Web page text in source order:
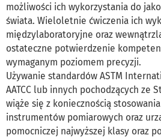
możliwości ich wykorzystania do
świata. Wieloletnie ćwiczenia ich
międzylaboratoryjne oraz
ostateczne potwierdzenie
wymaganym poziomem precyzji.
Używanie standardów ASTM
AATCC lub innych pochodzących ze
wiąże się z koniecznością
instrumentów pomiarowych oraz
pomocniczej najwyższej klasy oraz